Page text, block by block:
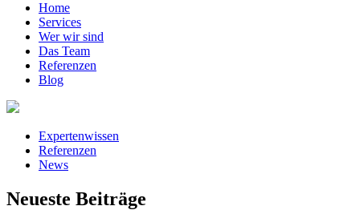
Home
Services
Wer wir sind
Das Team
Referenzen
Blog
Expertenwissen
Referenzen
News
Neueste Beiträge